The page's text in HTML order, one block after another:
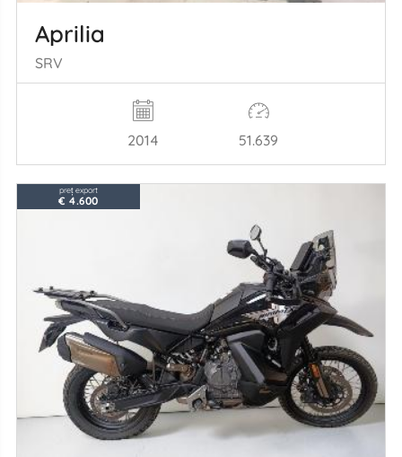
Aprilia
SRV
2014 51.639
preț export
€ 4.600